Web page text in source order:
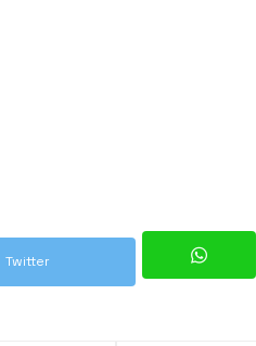
Twitter